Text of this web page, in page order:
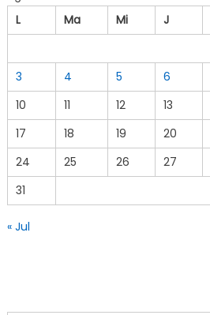
L
Ma Mi J
3
4 5 6
10
11 12 13
17
18 19 20
24
25 26 27
31
« Jul